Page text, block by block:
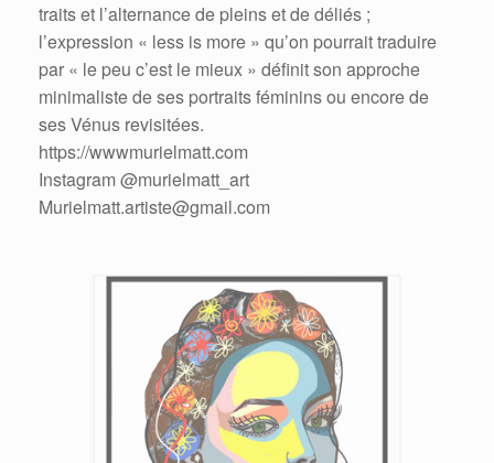
traits et l’alternance de pleins et de déliés ;
l’expression « less is more » qu’on pourrait traduire
par « le peu c’est le mieux » définit son approche
minimaliste de ses portraits féminins ou encore de
ses Vénus revisitées.
https://wwwmurielmatt.com
Instagram @murielmatt_art
Murielmatt.artiste@gmail.com